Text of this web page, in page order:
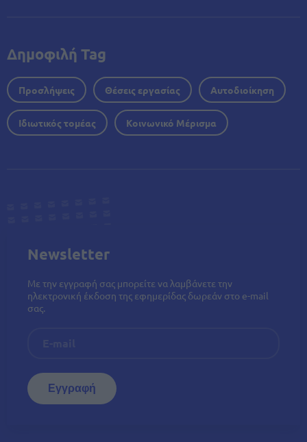
Δημοφιλή Tag
Προσλήψεις Θέσεις εργασίας Αυτοδιοίκηση
Ιδιωτικός τομέας Κοινωνικό Μέρισμα
Newsletter
Με την εγγραφή σας μπορείτε να λαμβάνετε την
ηλεκτρονική έκδοση της εφημερίδας δωρεάν στο e-mail
σας.